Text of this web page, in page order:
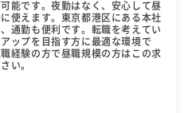
能です。夜勤はなく、安心して昼
使えます。東京都港区にある本社
通勤も便利です。転職を考えてい
ップを目指す方に最適な環境で
経験の方で昼職規模の方はこの求
い。